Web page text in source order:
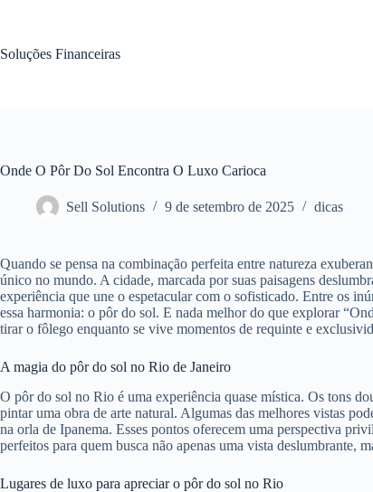
conteúdo
Soluções Financeiras
Onde O Pôr Do Sol Encontra O Luxo Carioca
Sell Solutions 9 de setembro de 2025 dicas
Quando se pensa na combinação perfeita entre natureza
único no mundo. A cidade, marcada por suas paisagens
experiência que une o espetacular com o sofisticado. Entre os
essa harmonia: o pôr do sol. E nada melhor do que explorar
tirar o fôlego enquanto se vive momentos de requinte e
A magia do pôr do sol no Rio de Janeiro
O pôr do sol no Rio é uma experiência quase mística. Os tons
pintar uma obra de arte natural. Algumas das melhores vistas
na orla de Ipanema. Esses pontos oferecem uma perspectiva
perfeitos para quem busca não apenas uma vista deslumbrante,
Lugares de luxo para apreciar o pôr do sol no Rio